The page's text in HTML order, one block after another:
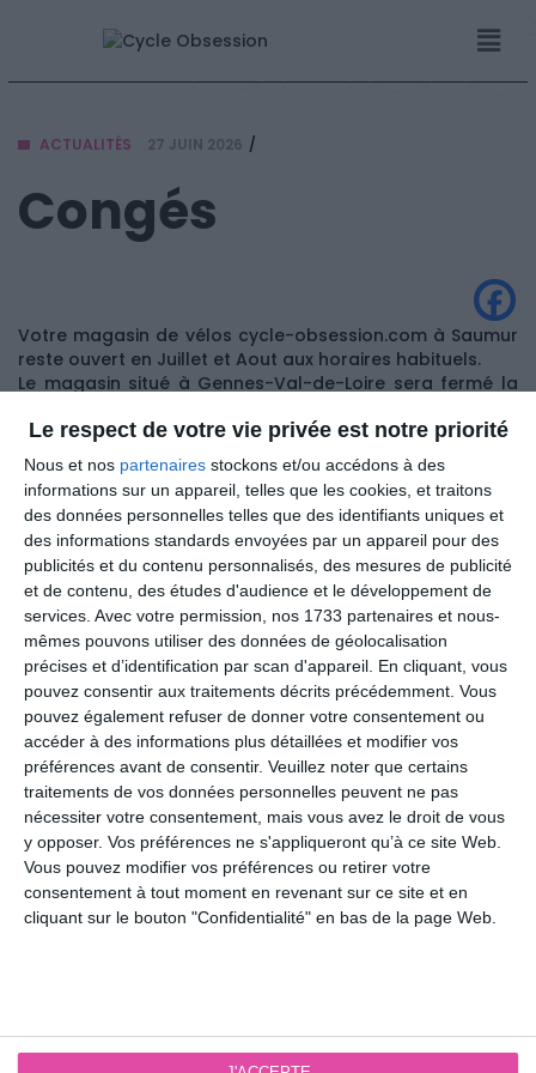
Le respect de votre vie privée est notre priorité
Nous et nos partenaires stockons et/ou accédons à des
informations sur un appareil, telles que les cookies, et traitons
des données personnelles telles que des identifiants uniques et
des informations standards envoyées par un appareil pour des
publicités et du contenu personnalisés, des mesures de publicité
et de contenu, des études d'audience et le développement de
services. Avec votre permission, nos 1733 partenaires et nous-
mêmes pouvons utiliser des données de géolocalisation
précises et d’identification par scan d'appareil. En cliquant, vous
pouvez consentir aux traitements décrits précédemment. Vous
pouvez également refuser de donner votre consentement ou
accéder à des informations plus détaillées et modifier vos
préférences avant de consentir. Veuillez noter que certains
traitements de vos données personnelles peuvent ne pas
nécessiter votre consentement, mais vous avez le droit de vous
y opposer. Vos préférences ne s'appliqueront qu’à ce site Web.
Vous pouvez modifier vos préférences ou retirer votre
consentement à tout moment en revenant sur ce site et en
cliquant sur le bouton "Confidentialité" en bas de la page Web.
ACTUALITÉS 27 JUIN 2026
Congés
Votre magasin de vélos cycle-obsession.com à Saumur
reste ouvert en Juillet et Aout aux horaires habituels.
Le magasin situé à Gennes-Val-de-Loire sera fermé la
A très bientôt et bonnes vacances
L’équipe cycle-obsession.com
Partager: Facebook
Twitter
Linkedin
Pinterest
PRÉCÉDENTE
Horaires pendant les
fêtes
PLUS D'INFOS
Mentions Légales
Plan Du Site
GENNES : 02 41 40 74 41
SAUMUR : 09 83 87 26 90
NOUS SUIVRE